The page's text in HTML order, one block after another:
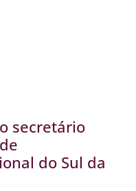
secretário
do Sul da